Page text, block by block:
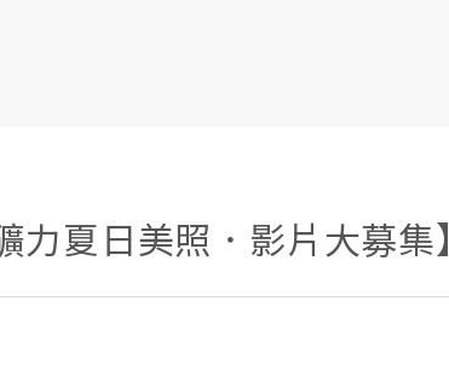
力夏日美照．影片大募集】